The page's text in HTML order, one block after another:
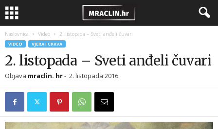
Naslovnica Video 2. listopada – Sveti anđeli čuvari
VIDEO VJERA I CRKVA
2. listopada – Sveti anđeli čuvari
Objava mraclin. hr- 2. listopada 2016.